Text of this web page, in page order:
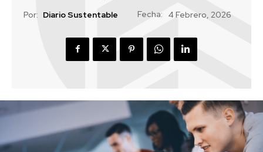
Por: Diario Sustentable Fecha: 4 Febrero, 2026